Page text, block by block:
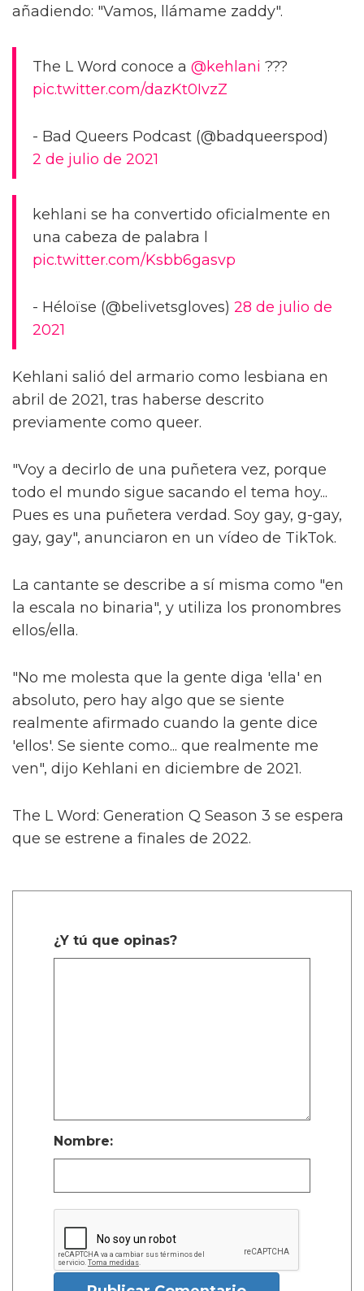
añadiendo: "Vamos, llámame zaddy".
The L Word conoce a @kehlani ???
pic.twitter.com/dazKt0IvzZ
- Bad Queers Podcast (@badqueerspod)
2 de julio de 2021
kehlani se ha convertido oficialmente en
una cabeza de palabra l
pic.twitter.com/Ksbb6gasvp
- Héloïse (@belivetsgloves) 28 de julio de
2021
Kehlani salió del armario como lesbiana en
abril de 2021, tras haberse descrito
previamente como queer.
"Voy a decirlo de una puñetera vez, porque
todo el mundo sigue sacando el tema hoy...
Pues es una puñetera verdad. Soy gay, g-gay,
gay, gay", anunciaron en un vídeo de TikTok.
La cantante se describe a sí misma como "en
la escala no binaria", y utiliza los pronombres
ellos/ella.
"No me molesta que la gente diga 'ella' en
absoluto, pero hay algo que se siente
realmente afirmado cuando la gente dice
'ellos'. Se siente como... que realmente me
ven", dijo Kehlani en diciembre de 2021.
The L Word: Generation Q Season 3 se espera
que se estrene a finales de 2022.
¿Y tú que opinas?
Nombre: